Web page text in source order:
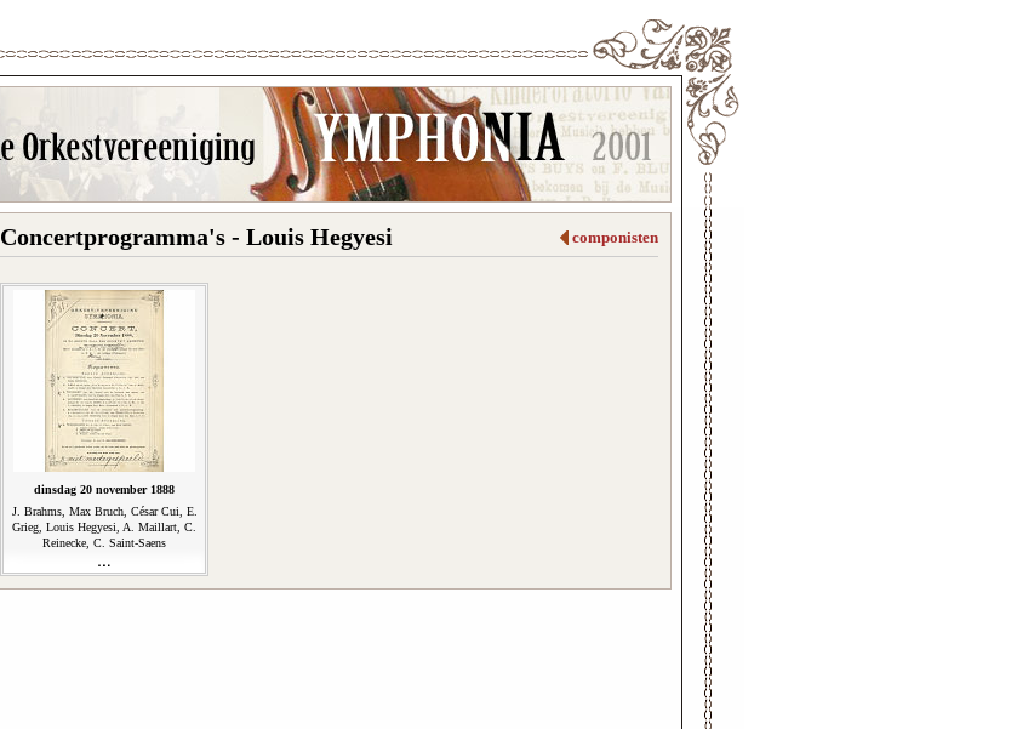
componisten
Concertprogramma's - Louis Hegyesi
dinsdag 20 november 1888
J. Brahms, Max Bruch, César Cui, E.
Grieg, Louis Hegyesi, A. Maillart, C.
Reinecke, C. Saint-Saens